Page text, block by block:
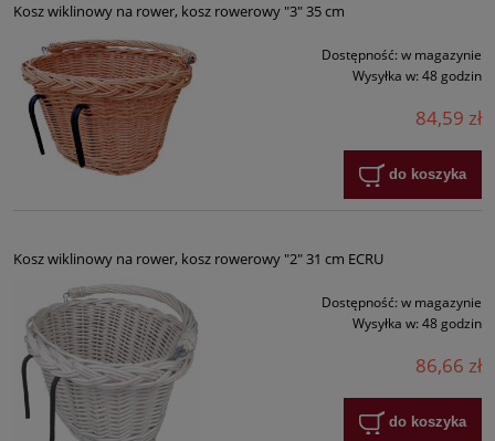
Kosz wiklinowy na rower, kosz rowerowy "3" 35 cm
Dostępność: w magazynie
Wysyłka w: 48 godzin
84,59 zł
do koszyka
Kosz wiklinowy na rower, kosz rowerowy "2" 31 cm ECRU
Dostępność: w magazynie
Wysyłka w: 48 godzin
86,66 zł
do koszyka